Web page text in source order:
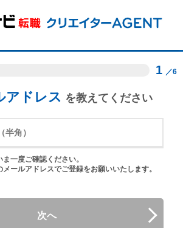
1 ／6
アドレス を教えてください
一度ご確認ください。
ールアドレスでご登録をお願いいたします。
次へ